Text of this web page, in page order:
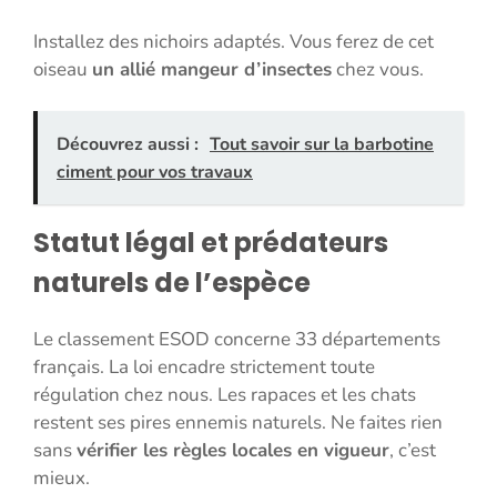
Installez des nichoirs adaptés. Vous ferez de cet
oiseau un allié mangeur d’insecteschez vous.
Découvrez aussi : Tout savoir sur la barbotine
ciment pour vos travaux
Statut légal et prédateurs
naturels de l’espèce
Le classement ESOD concerne 33 départements
français. La loi encadre strictement toute
régulation chez nous. Les rapaces et les chats
restent ses pires ennemis naturels. Ne faites rien
sansvérifier les règles locales en vigueur, c’est
mieux.